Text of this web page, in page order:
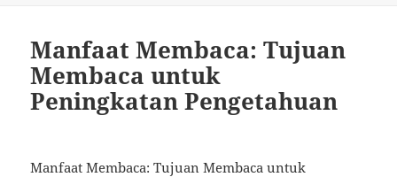
Manfaat Membaca: Tujuan
Membaca untuk
Peningkatan Pengetahuan
Manfaat Membaca: Tujuan Membaca untuk